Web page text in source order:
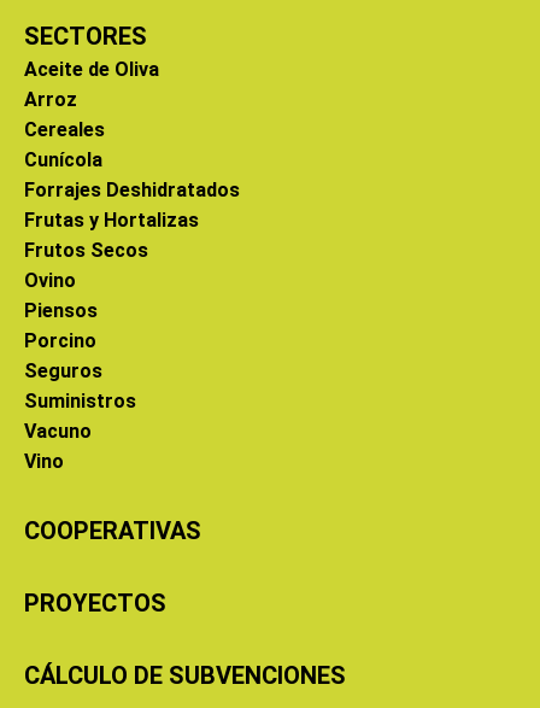
SECTORES
Aceite de Oliva
Arroz
Cereales
Cunícola
Forrajes Deshidratados
Frutas y Hortalizas
Frutos Secos
Ovino
Piensos
Porcino
Seguros
Suministros
Vacuno
Vino
COOPERATIVAS
PROYECTOS
CÁLCULO DE SUBVENCIONES